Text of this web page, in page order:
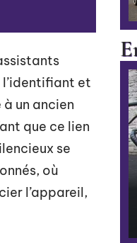
l’identifiant et
un ancien
que ce lien
se
où
l’appareil,